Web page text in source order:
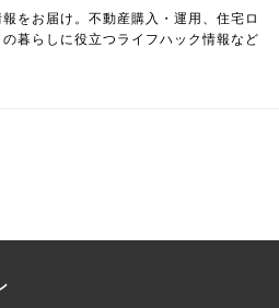
をお届け。不動産購入・運用、住宅ロ
暮らしに役立つライフハック情報など